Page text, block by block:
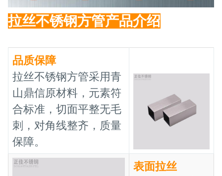
拉丝不锈钢方管产品介绍
品质保障
拉丝不锈钢方管采用青
山鼎信原材料，元素符
合标准，切面平整无毛
刺，对角线整齐，质量
保障。
表面拉丝